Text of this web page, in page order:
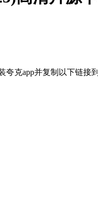
克app并复制以下链接